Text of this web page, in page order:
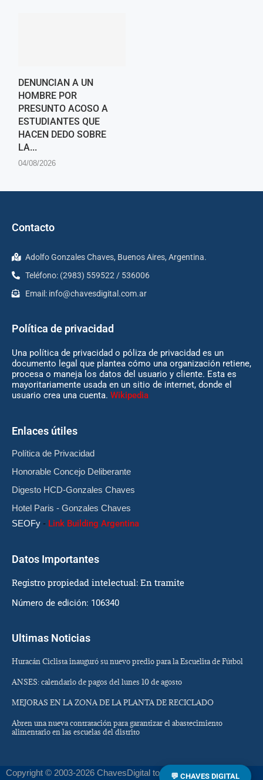
DENUNCIAN A UN
HOMBRE POR
PRESUNTO ACOSO A
ESTUDIANTES QUE
HACEN DEDO SOBRE
LA...
04/08/2026
Contacto
Adolfo Gonzales Chaves, Buenos Aires, Argentina.
Teléfono: (2983) 559522 / 536006
Email: info@chavesdigital.com.ar
Política de privacidad
Una política de privacidad o póliza de privacidad es un
documento legal que plantea cómo una organización retiene,
procesa o maneja los datos del usuario y cliente. Esta es
mayoritariamente usada en un sitio de internet, donde el
usuario crea una cuenta. Wikipedia
Enlaces útiles
Política de Privacidad
Honorable Concejo Deliberante
Digesto HCD-Gonzales Chaves
Hotel Paris - Gonzales Chaves
SEOFy - Link Building Argentina
Datos Importantes
Registro propiedad intelectual: En tramite
Número de edición: 106340
Ultimas Noticias
Huracán Ciclista inauguró su nuevo predio para la Escuelita de Fútbol
ANSES: calendario de pagos del lunes 10 de agosto
MEJORAS EN LA ZONA DE LA PLANTA DE RECICLADO
Abren una nueva contratación para garantizar el abastecimiento
alimentario en las escuelas del distrito
Copyright © 2003-2026 ChavesDigital todos los derechos
💬 CHAVES DIGITAL